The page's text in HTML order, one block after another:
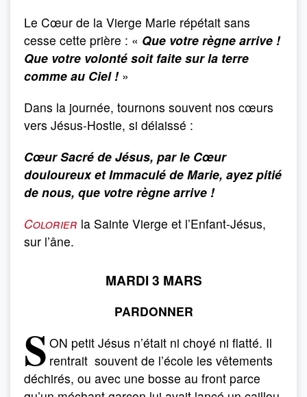
Le Cœur de la Vierge Marie répétait sans
cesse cette prière : « Que votre règne arrive !
Que votre volonté soit faite sur la terre
comme au Ciel !»
Dans la journée, tournons souvent nos cœurs
vers Jésus-Hostie, si délaissé :
Cœur Sacré de Jésus, par le Cœur
douloureux et Immaculé de Marie, ayez pitié
de nous, que votre règne arrive !
Colorier la Sainte Vierge et l’Enfant-Jésus,
sur l’âne.
MARDI 3 MARS
PARDONNER
S ON petit Jésus n’était ni choyé ni flatté. Il
rentrait souvent de l’école les vêtements
déchirés, ou avec une bosse au front parce